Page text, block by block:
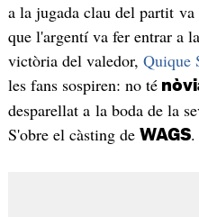
a la jugada clau del partit
que l'argentí va fer entrar a
victòria del valedor, Quique
les fans sospiren: no té
desparellat a la boda de la
S'obre el càsting de WAGS.